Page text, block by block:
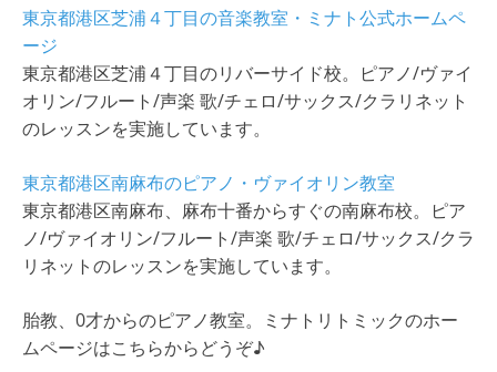
東京都港区芝浦４丁目の音楽教室・ミナト公式ホームペ
ージ
東京都港区芝浦４丁目のリバーサイド校。ピアノ/ヴァイ
オリン/フルート/声楽 歌/チェロ/サックス/クラリネット
のレッスンを実施しています。
東京都港区南麻布のピアノ・ヴァイオリン教室
東京都港区南麻布、麻布十番からすぐの南麻布校。ピア
ノ/ヴァイオリン/フルート/声楽 歌/チェロ/サックス/クラ
リネットのレッスンを実施しています。
胎教、0才からのピアノ教室。ミナトリトミックのホー
ムページはこちらからどうぞ♪